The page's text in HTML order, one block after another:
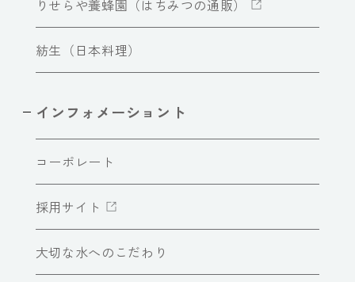
りせらや養蜂園（はちみつの通販）
紡生（日本料理）
インフォメーショント
コーポレート
採用サイト
大切な水へのこだわり